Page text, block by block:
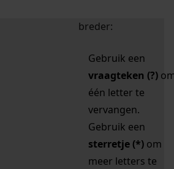
breder:
Gebruik een
vraagteken (?)
één letter te
vervangen.
Gebruik een
sterretje (*) om
meer letters te